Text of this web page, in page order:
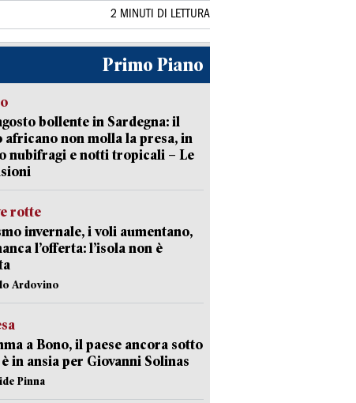
2 MINUTI DI LETTURA
Primo Piano
bollente in Sardegna: il
africano non molla la presa, in
nubifragi e notti tropicali – Le
rotte
invernale, i voli aumentano,
l’offerta: l’isola non è
Ardovino
a Bono, il paese ancora sotto
in ansia per Giovanni Solinas
Pinna